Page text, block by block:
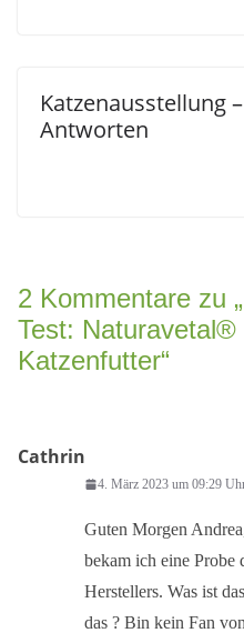
Katzenausstellung
Antworten
2 Kommentare zu „
Test: Naturavetal®
Katzenfutter“
Cathrin
4. März 2023 um 09:29
Guten Morgen
bekam ich eine Probe
Herstellers. Was ist
das ? Bin kein Fan